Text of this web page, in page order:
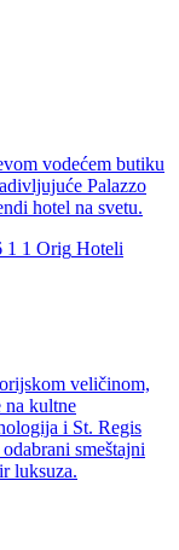
vodećem butiku
Palazzo
hotel na svetu.
Hoteli
veličinom,
na kultne
i St. Regis
smeštajni
luksuza.